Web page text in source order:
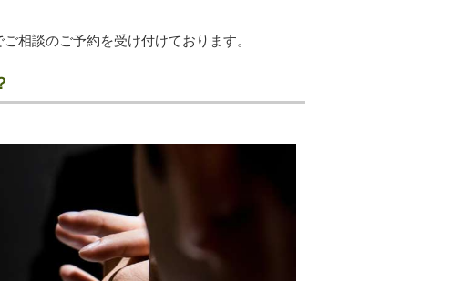
ご相談のご予約を受け付けております。